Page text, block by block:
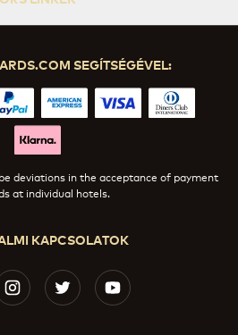
KAPCSOLATOK
SEGÍTSÉGÉVEL:
deviations in the acceptance of payment
at individual hotels.